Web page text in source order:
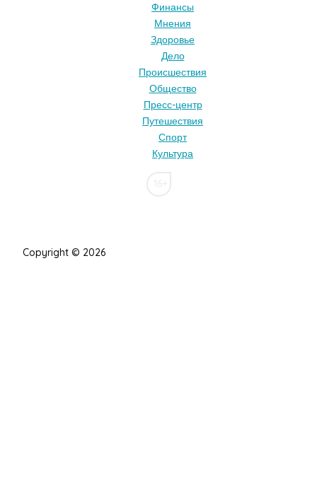
Финансы
Мнения
Здоровье
Дело
Происшествия
Общество
Пресс-центр
Путешествия
Спорт
Культура
Copyright © 2026